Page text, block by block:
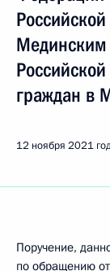
Мединским
граждан в
12 ноября 2021
Поручение,
по обращению